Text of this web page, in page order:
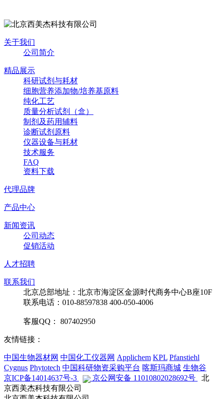
关于我们
公司简介
精品展示
科研试剂与耗材
细胞营养添加物/培养基原料
纯化工艺
质量分析试剂（盒）
制剂及药用辅料
诊断试剂原料
仪器设备与耗材
技术服务
FAQ
资料下载
代理品牌
产品中心
新闻资讯
公司动态
促销活动
人才招聘
联系我们
北京总部地址：北京市海淀区金源时代商务中心B座10F
联系电话：010-88597838 400-050-4006
客服QQ： 807402950
友情链接：
中国生物器材网 中国化工仪器网 Applichem KPL Pfanstiehl
Cygnus Phytotech 中国科研物资采购平台 喀斯玛商城 生物谷
京ICP备14014637号-3
京公网安备 11010802028692号
北
京西美杰科技有限公司